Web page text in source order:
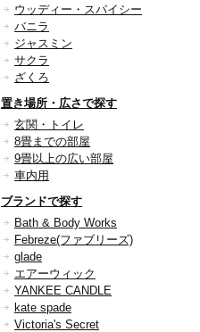
ウッディー・スパイシー
バニラ
ジャスミン
サクラ
ざくろ
置き場所・広さで探す
玄関・トイレ
8畳までの部屋
9畳以上の広い部屋
車内用
ブランドで探す
Bath & Body Works
Febreze(ファブリーズ)
glade
エアーウィック
YANKEE CANDLE
kate spade
Victoria's Secret